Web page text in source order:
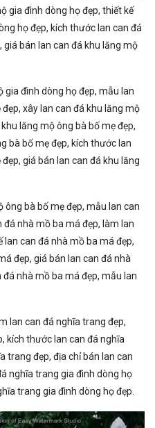
gia đình dòng họ đẹp, thiết kế
họ đẹp, kích thước lan can đá
giá bán lan can đá khu lăng mộ
gia đình dòng họ đẹp, mẫu lan
xây lan can đá khu lăng mộ
lăng mộ ông bà bố mẹ đẹp,
bà bố mẹ đẹp, kích thước lan
giá bán lan can đá khu lăng
ông bà bố mẹ đẹp, mẫu lan can
nhà mồ ba má đẹp, làm lan
lan can đá nhà mồ ba má đẹp,
đẹp, giá bán lan can đá nhà
nhà mồ ba má đẹp, mẫu lan
lan can đá nghĩa trang đẹp,
kích thước lan can đá nghĩa
trang đẹp, địa chỉ bán lan can
nghĩa trang gia đình dòng họ
trang gia đình dòng họ đẹp.